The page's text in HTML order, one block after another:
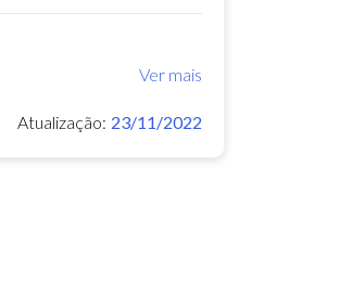
Ver mais
Atualização: 23/11/2022